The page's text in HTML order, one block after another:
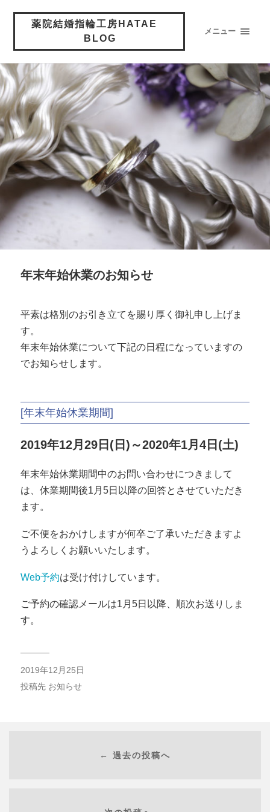
薬院結婚指輪工房HATAE
BLOG
メニュー
年末年始休業のお知らせ
平素は格別のお引き立てを賜り厚く御礼申し上げま
す。
年末年始休業について下記の日程になっていますの
でお知らせします。
[年末年始休業期間]
2019年12月29日(日)～2020年1月4日(土)
年末年始休業期間中のお問い合わせにつきまして
は、休業期間後1月5日以降の回答とさせていただき
ます。
ご不便をおかけしますが何卒ご了承いただきますよ
うよろしくお願いいたします。
Web予約は受け付けしています。
ご予約の確認メールは1月5日以降、順次お送りしま
す。
2019年12月25日
投稿先 お知らせ
← 過去の投稿へ